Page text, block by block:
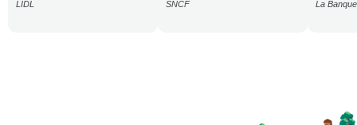
LIDL SNCF La